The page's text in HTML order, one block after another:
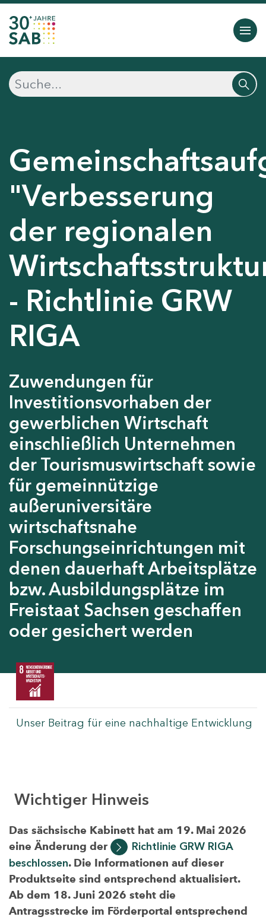
"Verbesserung
der regionalen
- Richtlinie GRW
RIGA
Zuwendungen für
Investitionsvorhaben der
gewerblichen Wirtschaft
einschließlich Unternehmen
der Tourismuswirtschaft sowie
für gemeinnützige
außeruniversitäre
wirtschaftsnahe
Forschungseinrichtungen mit
denen dauerhaft Arbeitsplätze
bzw. Ausbildungsplätze im
Freistaat Sachsen geschaffen
oder gesichert werden
Unser Beitrag für eine nachhaltige Entwicklung
Wichtiger Hinweis
Das sächsische Kabinett hat am 19. Mai 2026
eine Änderung der
Richtlinie GRW RIGA
beschlossen. Die Informationen auf dieser
Produktseite sind entsprechend aktualisiert.
Ab dem 18. Juni 2026 steht die
Antragsstrecke im Förderportal entsprechend